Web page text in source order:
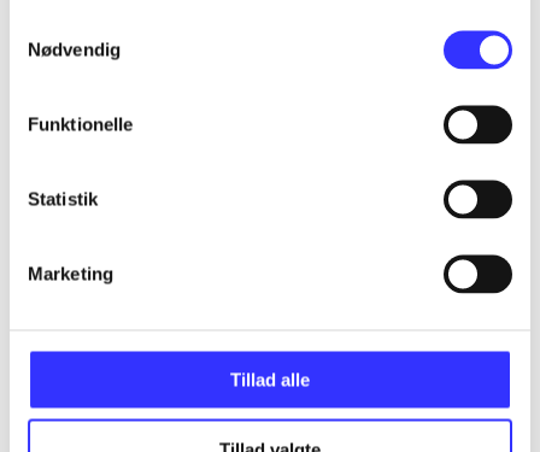
Nødvendig
Funktionelle
Statistik
Marketing
Tillad alle